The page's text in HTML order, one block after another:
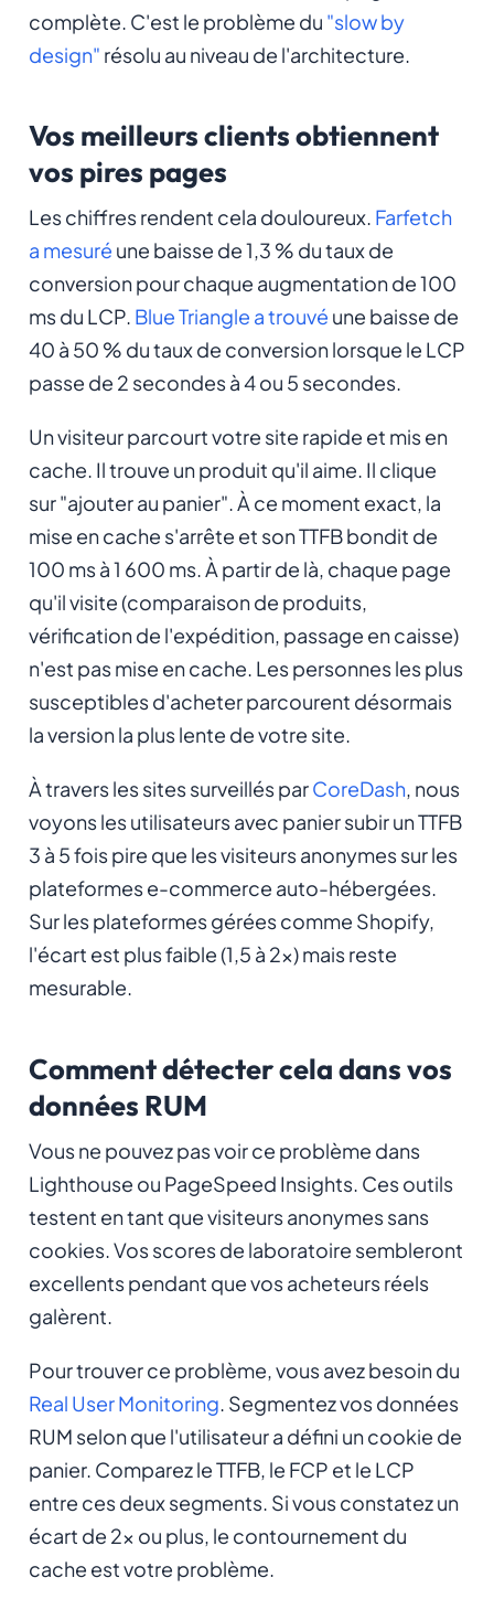
complète. C'est le problème du "slow by
design" résolu au niveau de l'architecture.
Vos meilleurs clients obtiennent
vos pires pages
Les chiffres rendent cela douloureux. Farfetch
a mesuré une baisse de 1,3 % du taux de
conversion pour chaque augmentation de 100
ms du LCP. Blue Triangle a trouvé une baisse de
40 à 50 % du taux de conversion lorsque le LCP
passe de 2 secondes à 4 ou 5 secondes.
Un visiteur parcourt votre site rapide et mis en
cache. Il trouve un produit qu'il aime. Il clique
sur "ajouter au panier". À ce moment exact, la
mise en cache s'arrête et son TTFB bondit de
100 ms à 1 600 ms. À partir de là, chaque page
qu'il visite (comparaison de produits,
vérification de l'expédition, passage en caisse)
n'est pas mise en cache. Les personnes les plus
susceptibles d'acheter parcourent désormais
la version la plus lente de votre site.
À travers les sites surveillés parCoreDash, nous
voyons les utilisateurs avec panier subir un TTFB
3 à 5 fois pire que les visiteurs anonymes sur les
plateformes e-commerce auto-hébergées.
Sur les plateformes gérées comme Shopify,
l'écart est plus faible (1,5 à 2x) mais reste
mesurable.
Comment détecter cela dans vos
données RUM
Vous ne pouvez pas voir ce problème dans
Lighthouse ou PageSpeed Insights. Ces outils
testent en tant que visiteurs anonymes sans
cookies. Vos scores de laboratoire sembleront
excellents pendant que vos acheteurs réels
galèrent.
Pour trouver ce problème, vous avez besoin du
Real User Monitoring. Segmentez vos données
RUM selon que l'utilisateur a défini un cookie de
panier. Comparez le TTFB, le FCP et le LCP
entre ces deux segments. Si vous constatez un
écart de 2x ou plus, le contournement du
cache est votre problème.